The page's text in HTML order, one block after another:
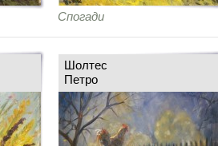
Спогади
Шолтес
Петро